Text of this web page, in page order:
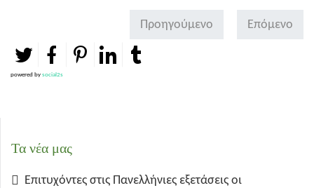
Προηγούμενο Επόμενο
powered by social2s
Τα νέα μας
Επιτυχόντες στις Πανελλήνιες εξετάσεις οι